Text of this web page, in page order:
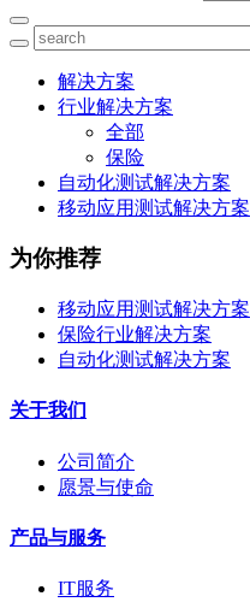
解决方案
行业解决方案
全部
保险
自动化测试解决方案
移动应用测试解决方案
为你推荐
移动应用测试解决方案
保险行业解决方案
自动化测试解决方案
关于我们
公司简介
愿景与使命
产品与服务
IT服务